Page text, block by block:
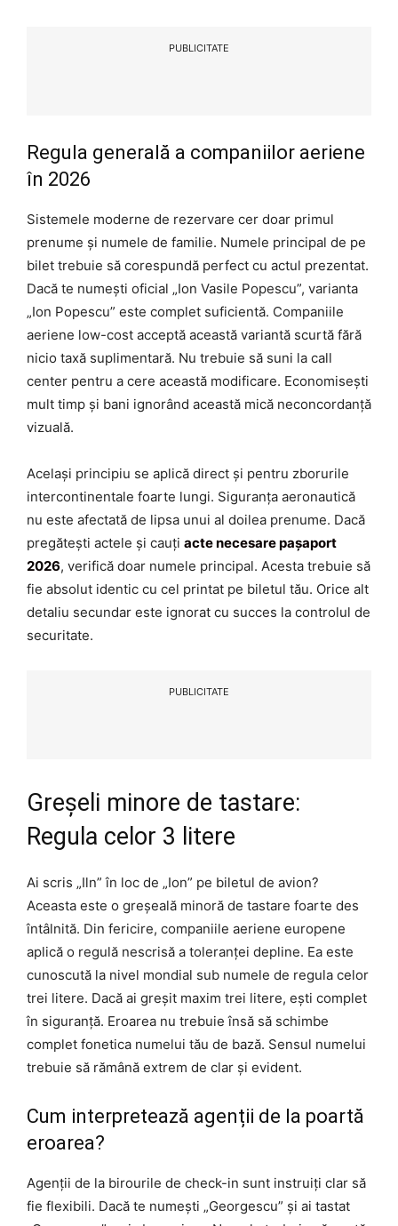
PUBLICITATE
Regula generală a companiilor aeriene
în 2026
Sistemele moderne de rezervare cer doar primul
prenume și numele de familie. Numele principal de pe
bilet trebuie să corespundă perfect cu actul prezentat.
Dacă te numești oficial „Ion Vasile Popescu”, varianta
„Ion Popescu” este complet suficientă. Companiile
aeriene low-cost acceptă această variantă scurtă fără
nicio taxă suplimentară. Nu trebuie să suni la call
center pentru a cere această modificare. Economisești
mult timp și bani ignorând această mică neconcordanță
vizuală.
Același principiu se aplică direct și pentru zborurile
intercontinentale foarte lungi. Siguranța aeronautică
nu este afectată de lipsa unui al doilea prenume. Dacă
pregătești actele și cauți acte necesare pașaport
2026, verifică doar numele principal. Acesta trebuie să
fie absolut identic cu cel printat pe biletul tău. Orice alt
detaliu secundar este ignorat cu succes la controlul de
securitate.
PUBLICITATE
Greșeli minore de tastare:
Regula celor 3 litere
Ai scris „Iln” în loc de „Ion” pe biletul de avion?
Aceasta este o greșeală minoră de tastare foarte des
întâlnită. Din fericire, companiile aeriene europene
aplică o regulă nescrisă a toleranței depline. Ea este
cunoscută la nivel mondial sub numele de regula celor
trei litere. Dacă ai greșit maxim trei litere, ești complet
în siguranță. Eroarea nu trebuie însă să schimbe
complet fonetica numelui tău de bază. Sensul numelui
trebuie să rămână extrem de clar și evident.
Cum interpretează agenții de la poartă
eroarea?
Agenții de la birourile de check-in sunt instruiți clar să
fie flexibili. Dacă te numești „Georgescu” și ai tastat